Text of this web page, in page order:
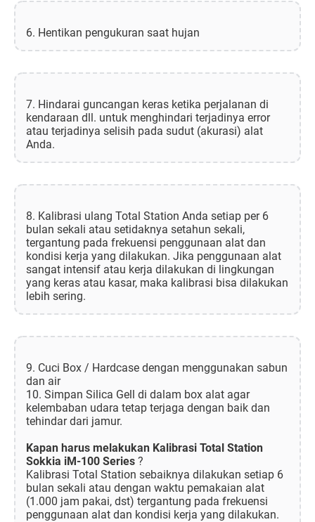
6. Hentikan pengukuran saat hujan
7. Hindarai guncangan keras ketika perjalanan di
kendaraan dll. untuk menghindari terjadinya error
atau terjadinya selisih pada sudut (akurasi) alat
Anda.
8. Kalibrasi ulang Total Station Anda setiap per 6
bulan sekali atau setidaknya setahun sekali,
tergantung pada frekuensi penggunaan alat dan
kondisi kerja yang dilakukan. Jika penggunaan alat
sangat intensif atau kerja dilakukan di lingkungan
yang keras atau kasar, maka kalibrasi bisa dilakukan
lebih sering.
9. Cuci Box / Hardcase dengan menggunakan sabun
dan air
10. Simpan Silica Gell di dalam box alat agar
kelembaban udara tetap terjaga dengan baik dan
tehindar dari jamur.
Kapan harus melakukan Kalibrasi Total Station
Sokkia iM-100 Series ?
Kalibrasi Total Station sebaiknya dilakukan setiap 6
bulan sekali atau dengan waktu pemakaian alat
(1.000 jam pakai, dst) tergantung pada frekuensi
penggunaan alat dan kondisi kerja yang dilakukan.